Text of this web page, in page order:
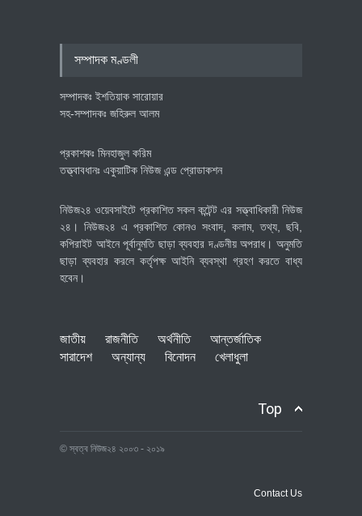
সম্পাদক মণ্ডলী
সম্পাদকঃ ইশতিয়াক সারোয়ার
সহ-সম্পাদকঃ জহিরুল আলম
প্রকাশকঃ মিনহাজুল করিম
তত্ত্বাবধানঃ একুয়াটিক নিউজ এন্ড প্রোডাকশন
নিউজ২৪ ওয়েবসাইটে প্রকাশিত সকল কন্টেন্ট এর সত্ত্বাধিকারী নিউজ
২৪। নিউজ২৪ এ প্রকাশিত কোনও সংবাদ, কলাম, তথ্য, ছবি,
কপিরাইট আইনে পূর্বানুমতি ছাড়া ব্যবহার দণ্ডনীয় অপরাধ। অনুমতি
ছাড়া ব্যবহার করলে কর্তৃপক্ষ আইনি ব্যবস্থা গ্রহণ করতে বাধ্য
হবেন।
জাতীয় রাজনীতি অর্থনীতি
আন্তর্জাতিক
সারাদেশ
অন্যান্য বিনোদন খেলাধুলা
Top
© স্বত্ব নিউজ২৪ ২০০৩ - ২০১৯
Contact Us